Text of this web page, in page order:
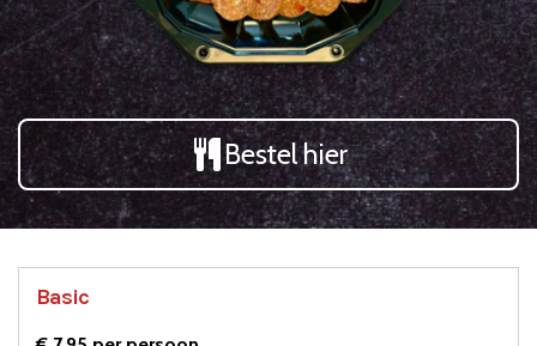
Bestel hier
Basic